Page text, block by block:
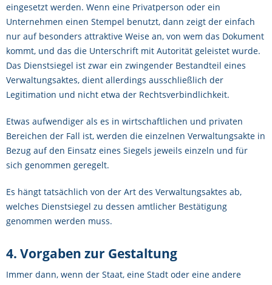
eingesetzt werden. Wenn eine Privatperson oder ein
Unternehmen einen Stempel benutzt, dann zeigt der einfach
nur auf besonders attraktive Weise an, von wem das Dokument
kommt, und das die Unterschrift mit Autorität geleistet wurde.
Das Dienstsiegel ist zwar ein zwingender Bestandteil eines
Verwaltungsaktes, dient allerdings ausschließlich der
Legitimation und nicht etwa der Rechtsverbindlichkeit.
Etwas aufwendiger als es in wirtschaftlichen und privaten
Bereichen der Fall ist, werden die einzelnen Verwaltungsakte in
Bezug auf den Einsatz eines Siegels jeweils einzeln und für
sich genommen geregelt.
Es hängt tatsächlich von der Art des Verwaltungsaktes ab,
welches Dienstsiegel zu dessen amtlicher Bestätigung
genommen werden muss.
4. Vorgaben zur Gestaltung
Immer dann, wenn der Staat, eine Stadt oder eine andere